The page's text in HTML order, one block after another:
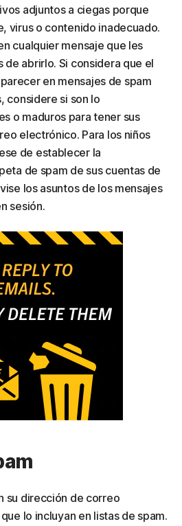
adjuntos a ciegas porque
virus o contenido inadecuado.
cualquier mensaje que les
de abrirlo. Si considera que el
en mensajes de spam
considere si son lo
o maduros para tener sus
electrónico. Para los niños
de establecer la
de spam de sus cuentas de
los asuntos de los mensajes
sesión.
su dirección de correo
lo incluyan en listas de spam.